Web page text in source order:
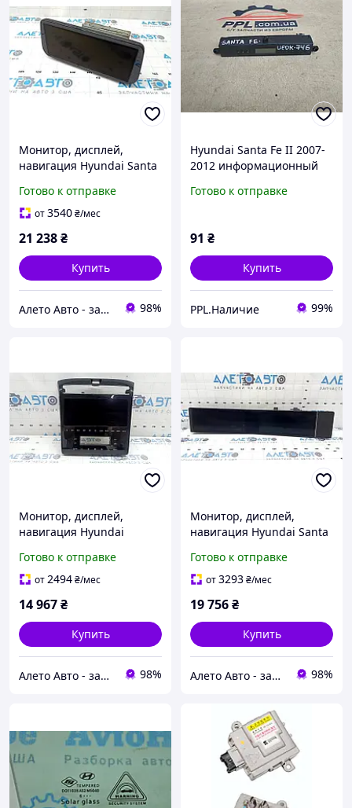
Монитор, дисплей,
навигация Hyundai Santa
под камеру 360, коррозия
корпуса, царапины
Готово к отправке
от3540₴/мес
21 238₴
Купить
Алето Авто - запчасти на авто из США 98%
Hyundai Santa Fe II 2007-
2012 информационный
2B000
Готово к отправке
91 ₴
Купить
PPL.Наличие 99%
Монитор, дисплей,
навигация Hyundai
управления монитором и
климатом, царапины
Готово к отправке
от2494₴/мес
14 967₴
Купить
Алето Авто - запчасти на авто из США 98%
Монитор, дисплей,
навигация Hyundai Santa
94003HB010
Готово к отправке
от3293₴/мес
19 756₴
Купить
Алето Авто - запчасти на авто из США 98%